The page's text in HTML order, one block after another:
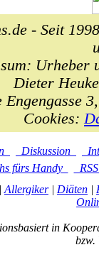
- Seit
Urheber
Dieter
Engengasse
Cookies:
Diskussion
fürs Handy
| Allergiker| Diäten |
in
bzw.